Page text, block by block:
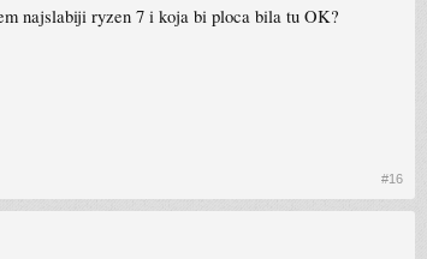
najslabiji ryzen 7 i koja bi ploca bila tu OK?
#16